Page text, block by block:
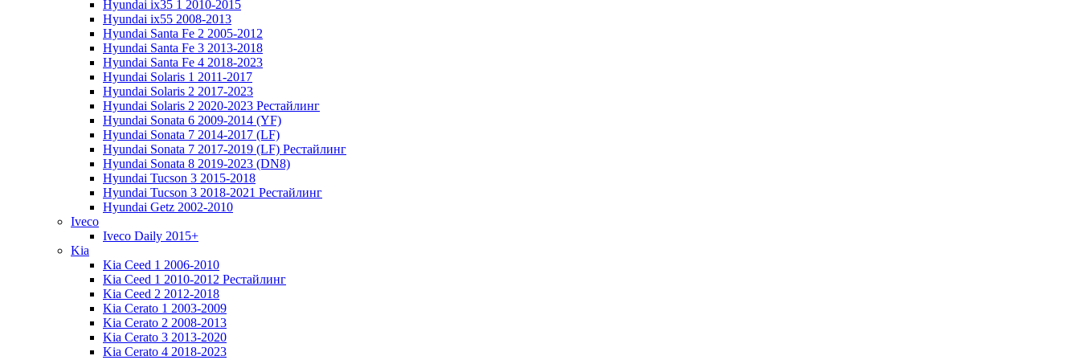
Hyundai ix35 1 2010-2015
Hyundai ix55 2008-2013
Hyundai Santa Fe 2 2005-2012
Hyundai Santa Fe 3 2013-2018
Hyundai Santa Fe 4 2018-2023
Hyundai Solaris 1 2011-2017
Hyundai Solaris 2 2017-2023
Hyundai Solaris 2 2020-2023 Рестайлинг
Hyundai Sonata 6 2009-2014 (YF)
Hyundai Sonata 7 2014-2017 (LF)
Hyundai Sonata 7 2017-2019 (LF) Рестайлинг
Hyundai Sonata 8 2019-2023 (DN8)
Hyundai Tucson 3 2015-2018
Hyundai Tucson 3 2018-2021 Рестайлинг
Hyundai Getz 2002-2010
Iveco
Iveco Daily 2015+
Kia
Kia Ceed 1 2006-2010
Kia Ceed 1 2010-2012 Рестайлинг
Kia Ceed 2 2012-2018
Kia Cerato 1 2003-2009
Kia Cerato 2 2008-2013
Kia Cerato 3 2013-2020
Kia Cerato 4 2018-2023